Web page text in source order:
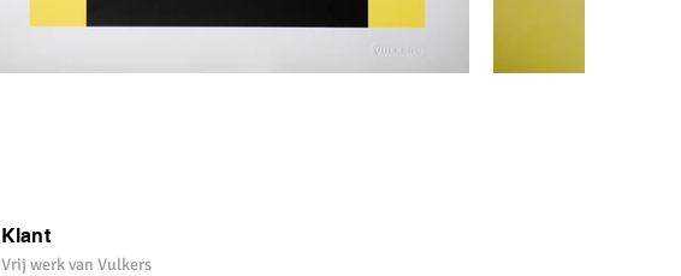
Klant
Vrij werk van Vulkers